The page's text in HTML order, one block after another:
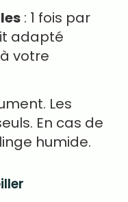
: 1 fois par
adapté
votre
Les
En cas de
humide.